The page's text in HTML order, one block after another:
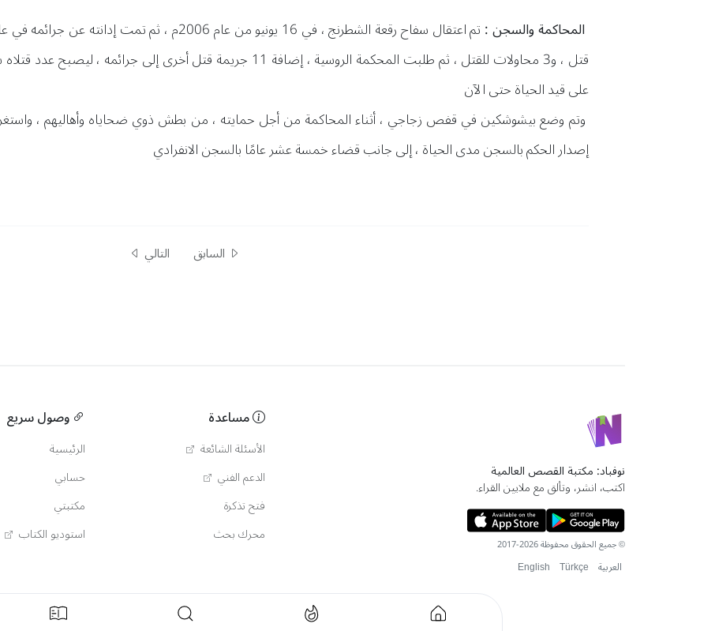
المحاكمة والسجن :
قتل ، و3 محاولات للقتل ، ثم طلبت المحكمة الروسية ، إضافة 11 جريمة قتل
على قيد الحياة حتى الآن
وتم وضع بيشوشكين في قفص زجاجي ، أثناء المحاكمة من أجل حمايته ، من بطش ذوي ضحاياه وأهاليهم ،
إصدار الحكم بالسجن مدى الحياة ، إلى جانب قضاء خمسة عشر عامًا بالسجن الانفرادي
السابق التالي
نوفباد: مكتبة القصص العالمية
اكتب، انشر، وتألق مع ملايين القراء.
© جميع الحقوق محفوظة 2026-2017
العربية English Türkçe
مساعدة
الأسئلة الشائعة
الدعم الفني
فتح تذكرة
محرك بحث
وصول سريع
الرئيسية
حسابي
مكتبتي
استوديو الكتاب